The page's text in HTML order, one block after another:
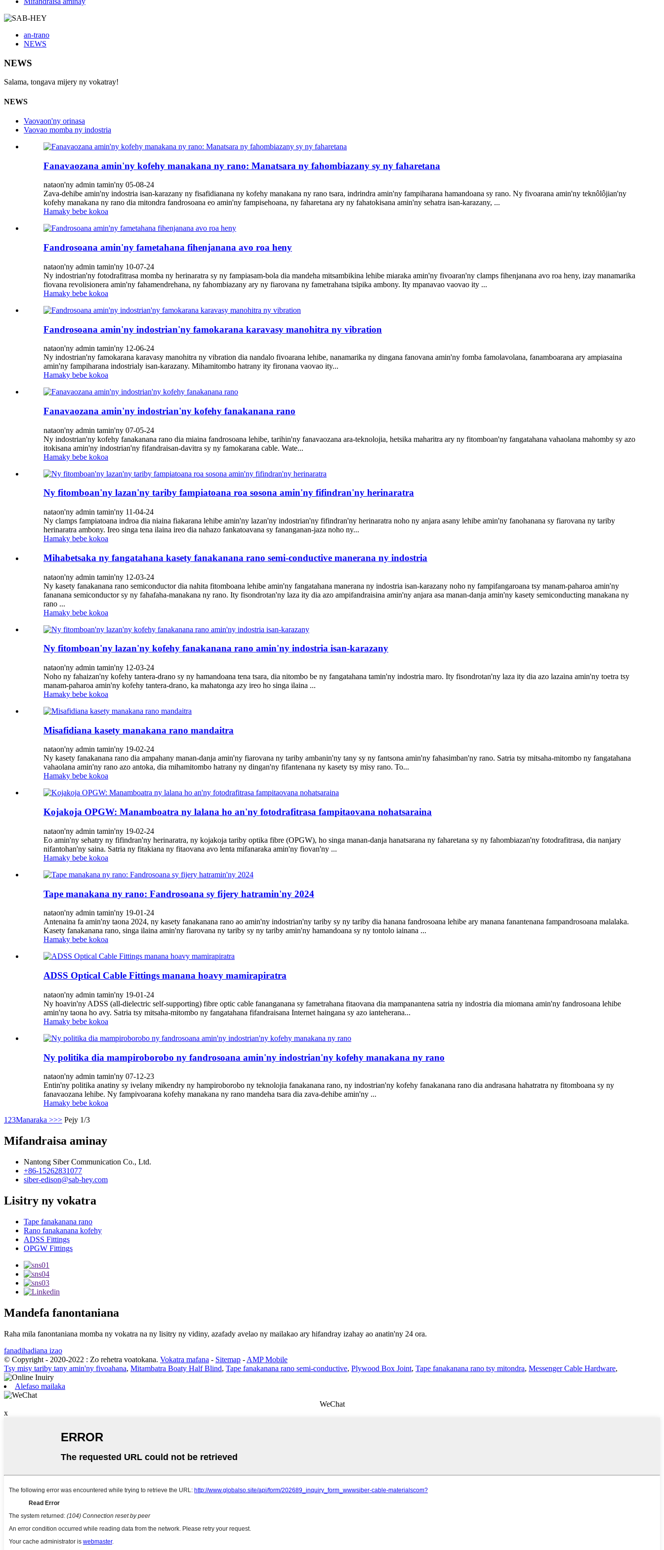
an-trano
NEWS
NEWS
Salama, tongava mijery ny vokatray!
NEWS
Vaovaon'ny orinasa
Vaovao momba ny indostria
Fanavaozana amin'ny kofehy manakana ny rano: Manatsara ny fahombiazany sy ny faharetana
nataon'ny admin tamin'ny 05-08-24
Zava-dehibe amin'ny indostria isan-karazany ny fisafidianana ny kofehy manakana ny rano tsara, indrindra amin'ny fampiharana hamandoana sy rano. Ny fivoarana amin'ny teknôlôjian'ny
kofehy manakana ny rano dia mitondra fandrosoana eo amin'ny fampisehoana, ny faharetana ary ny fahatokisana amin'ny sehatra isan-karazany, ...
Hamaky bebe kokoa
Fandrosoana amin'ny fametahana fihenjanana avo roa heny
nataon'ny admin tamin'ny 10-07-24
Ny indostrian'ny fotodrafitrasa momba ny herinaratra sy ny fampiasam-bola dia mandeha mitsambikina lehibe miaraka amin'ny fivoaran'ny clamps fihenjanana avo roa heny, izay manamarika
fiovana revolisionera amin'ny fahamendrehana, ny fahombiazany ary ny fiarovana ny fametrahana tsipika ambony. Ity mpanavao vaovao ity ...
Hamaky bebe kokoa
Fandrosoana amin'ny indostrian'ny famokarana karavasy manohitra ny vibration
nataon'ny admin tamin'ny 12-06-24
Ny indostrian'ny famokarana karavasy manohitra ny vibration dia nandalo fivoarana lehibe, nanamarika ny dingana fanovana amin'ny fomba famolavolana, fanamboarana ary ampiasaina
amin'ny fampiharana indostrialy isan-karazany. Mihamitombo hatrany ity fironana vaovao ity...
Hamaky bebe kokoa
Fanavaozana amin'ny indostrian'ny kofehy fanakanana rano
nataon'ny admin tamin'ny 07-05-24
Ny indostrian'ny kofehy fanakanana rano dia miaina fandrosoana lehibe, tarihin'ny fanavaozana ara-teknolojia, hetsika maharitra ary ny fitomboan'ny fangatahana vahaolana mahomby sy azo
itokisana amin'ny indostrian'ny fifandraisan-davitra sy ny famokarana cable. Wate...
Hamaky bebe kokoa
Ny fitomboan'ny lazan'ny tariby fampiatoana roa sosona amin'ny fifindran'ny herinaratra
nataon'ny admin tamin'ny 11-04-24
Ny clamps fampiatoana indroa dia niaina fiakarana lehibe amin'ny lazan'ny indostrian'ny fifindran'ny herinaratra noho ny anjara asany lehibe amin'ny fanohanana sy fiarovana ny tariby
herinaratra ambony. Ireo singa tena ilaina ireo dia nahazo fankatoavana sy fananganan-jaza noho ny...
Hamaky bebe kokoa
Mihabetsaka ny fangatahana kasety fanakanana rano semi-conductive manerana ny indostria
nataon'ny admin tamin'ny 12-03-24
Ny kasety fanakanana rano semiconductor dia nahita fitomboana lehibe amin'ny fangatahana manerana ny indostria isan-karazany noho ny fampifangaroana tsy manam-paharoa amin'ny
fananana semiconductor sy ny fahafaha-manakana ny rano. Ity fisondrotan'ny laza ity dia azo ampifandraisina amin'ny anjara asa manan-danja amin'ny kasety semiconducting manakana ny
rano ...
Hamaky bebe kokoa
Ny fitomboan'ny lazan'ny kofehy fanakanana rano amin'ny indostria isan-karazany
nataon'ny admin tamin'ny 12-03-24
Noho ny fahaizan'ny kofehy tantera-drano sy ny hamandoana tena tsara, dia nitombo be ny fangatahana tamin'ny indostria maro. Ity fisondrotan'ny laza ity dia azo lazaina amin'ny toetra tsy
manam-paharoa amin'ny kofehy tantera-drano, ka mahatonga azy ireo ho singa ilaina ...
Hamaky bebe kokoa
Misafidiana kasety manakana rano mandaitra
nataon'ny admin tamin'ny 19-02-24
Ny kasety fanakanana rano dia ampahany manan-danja amin'ny fiarovana ny tariby ambanin'ny tany sy ny fantsona amin'ny fahasimban'ny rano. Satria tsy mitsaha-mitombo ny fangatahana
vahaolana amin'ny rano azo antoka, dia mihamitombo hatrany ny dingan'ny fifantenana ny kasety tsy misy rano. To...
Hamaky bebe kokoa
Kojakoja OPGW: Manamboatra ny lalana ho an'ny fotodrafitrasa fampitaovana nohatsaraina
nataon'ny admin tamin'ny 19-02-24
Eo amin'ny sehatry ny fifindran'ny herinaratra, ny kojakoja tariby optika fibre (OPGW), ho singa manan-danja hanatsarana ny faharetana sy ny fahombiazan'ny fotodrafitrasa, dia nanjary
nifantohan'ny saina. Satria ny fitakiana ny fitaovana avo lenta mifanaraka amin'ny fiovan'ny ...
Hamaky bebe kokoa
Tape manakana ny rano: Fandrosoana sy fijery hatramin'ny 2024
nataon'ny admin tamin'ny 19-01-24
Antenaina fa amin'ny taona 2024, ny kasety fanakanana rano ao amin'ny indostrian'ny tariby sy ny tariby dia hanana fandrosoana lehibe ary manana fanantenana fampandrosoana malalaka.
Kasety fanakanana rano, singa ilaina amin'ny fiarovana ny tariby sy ny tariby amin'ny hamandoana sy ny tontolo iainana ...
Hamaky bebe kokoa
ADSS Optical Cable Fittings manana hoavy mamirapiratra
nataon'ny admin tamin'ny 19-01-24
Ny hoavin'ny ADSS (all-dielectric self-supporting) fibre optic cable fananganana sy fametrahana fitaovana dia mampanantena satria ny indostria dia miomana amin'ny fandrosoana lehibe
amin'ny taona ho avy. Satria tsy mitsaha-mitombo ny fangatahana fifandraisana Internet haingana sy azo ianteherana...
Hamaky bebe kokoa
Ny politika dia mampiroborobo ny fandrosoana amin'ny indostrian'ny kofehy manakana ny rano
nataon'ny admin tamin'ny 07-12-23
Entin'ny politika anatiny sy ivelany mikendry ny hampiroborobo ny teknolojia fanakanana rano, ny indostrian'ny kofehy fanakanana rano dia andrasana hahatratra ny fitomboana sy ny
fanavaozana lehibe. Ny fampivoarana kofehy manakana ny rano mandeha tsara dia zava-dehibe amin'ny ...
Hamaky bebe kokoa
1 23Manaraka >>> Pejy 1/3
Mifandraisa aminay
Nantong Siber Communication Co., Ltd.
+86-15262831077
siber-edison@sab-hey.com
Lisitry ny vokatra
Tape fanakanana rano
Rano fanakanana kofehy
ADSS Fittings
OPGW Fittings
Mandefa fanontaniana
Raha mila fanontaniana momba ny vokatra na ny lisitry ny vidiny, azafady avelao ny mailakao ary hifandray izahay ao anatin'ny 24 ora.
fanadihadiana izao
© Copyright - 2020-2022 : Zo rehetra voatokana. Vokatra mafana - Sitemap - AMP Mobile
Tsy misy tariby tany amin'ny fivoahana, Mitambatra Boaty Half Blind, Tape fanakanana rano semi-conductive, Plywood Box Joint, Tape fanakanana rano tsy mitondra, Messenger Cable Hardware,
Alefaso mailaka
WeChat
x